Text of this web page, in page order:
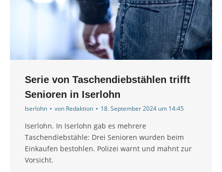
Serie von Taschendiebstählen trifft
Senioren in Iserlohn
Iserlohn von Redaktion 18. September 2024 um 14:45
Iserlohn. In Iserlohn gab es mehrere
Taschendiebstähle: Drei Senioren wurden beim
Einkaufen bestohlen. Polizei warnt und mahnt zur
Vorsicht.